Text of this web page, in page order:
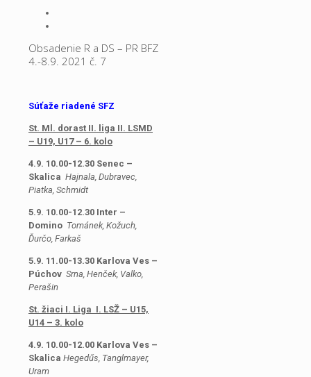
Obsadenie R a DS – PR BFZ
4.-8.9. 2021 č. 7
Súťaže riadené SFZ
St. Ml. dorast II. liga II. LSMD
– U19, U17 – 6. kolo
4.9. 10.00-12.30 Senec –
Skalica Hajnala, Dubravec,
Piatka, Schmidt
5.9. 10.00-12.30 Inter –
Domino Tománek, Kožuch,
Ďurčo, Farkaš
5.9. 11.00-13.30 Karlova Ves –
Púchov Srna, Henček, Valko,
Perašin
St. žiaci I. Liga I. LSŽ – U15,
U14 – 3. kolo
4.9. 10.00-12.00 Karlova Ves –
Skalica Hegedűs, Tanglmayer,
Uram